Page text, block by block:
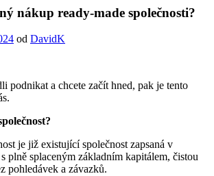
nákup ready-made společnosti?
od DavidK
podnikat a chcete začít hned, pak je tento
je již existující společnost zapsaná v
plně splaceným základním kapitálem, čistou
pohledávek a závazků.